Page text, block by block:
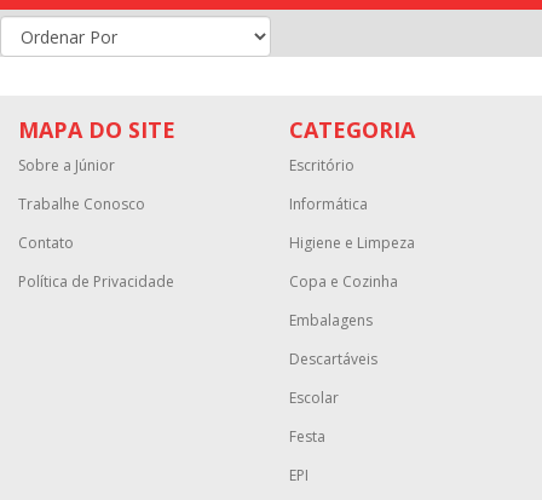
MAPA DO SITE
Sobre a Júnior
Trabalhe Conosco
Contato
Política de Privacidade
CATEGORIA
Escritório
Informática
Higiene e Limpeza
Copa e Cozinha
Embalagens
Descartáveis
Escolar
Festa
EPI